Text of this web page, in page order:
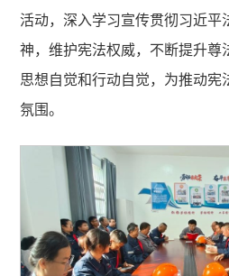
活动，深入学习宣传贯彻习近平
神，维护宪法权威，不断提升尊
思想自觉和行动自觉，为推动宪
氛围。